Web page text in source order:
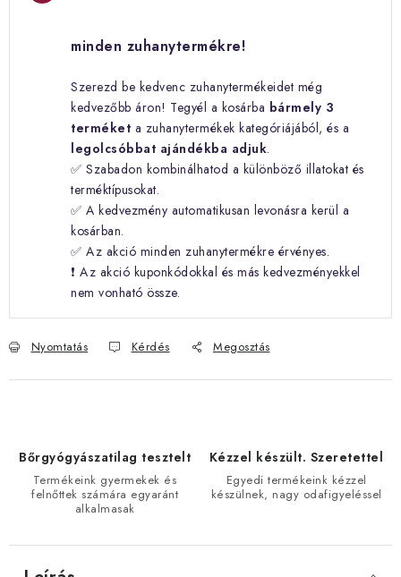
minden zuhanytermékre!
Szerezd be kedvenc zuhanytermékeidet még
kedvezőbb áron! Tegyél a kosárba bármely 3
terméket a zuhanytermékek kategóriájából, és a
legolcsóbbat ajándékba adjuk.
✅ Szabadon kombinálhatod a különböző illatokat és
terméktípusokat.
✅ A kedvezmény automatikusan levonásra kerül a
kosárban.
✅ Az akció minden zuhanytermékre érvényes.
❗ Az akció kuponkódokkal és más kedvezményekkel
nem vonható össze.
Nyomtatás Kérdés Megosztás
Bőrgyógyászatilag tesztelt
Termékeink gyermekek és
felnőttek számára egyaránt
alkalmasak
Kézzel készült. Szeretettel
Egyedi termékeink kézzel
készülnek, nagy odafigyeléssel